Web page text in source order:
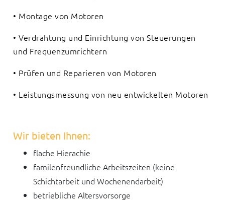
• Montage von Motoren
• Verdrahtung und Einrichtung von Steuerungen
und Frequenzumrichtern
• Prüfen und Reparieren von Motoren
• Leistungsmessung von neu entwickelten Motoren
Wir bieten Ihnen:
flache Hierachie
familenfreundliche Arbeitszeiten (keine
Schichtarbeit und Wochenendarbeit)
betriebliche Altersvorsorge